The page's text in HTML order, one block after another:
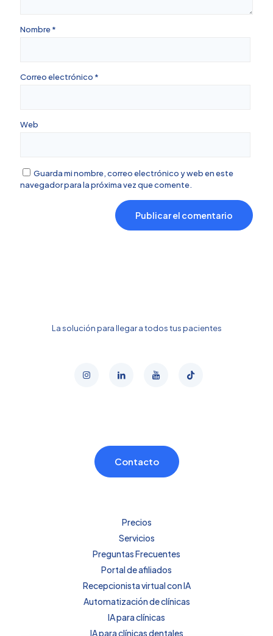
Nombre*
Correo electrónico *
Web
Guarda mi nombre, correo electrónico y web en este
navegador para la próxima vez que comente.
La solución para llegar a todos tus pacientes
Contacto
Precios
Servicios
Preguntas Frecuentes
Portal de afiliados
Recepcionista virtual con IA
Automatización de clínicas
IA para clínicas
IA para clínicas dentales